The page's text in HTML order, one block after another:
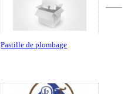
Pastille de plombage